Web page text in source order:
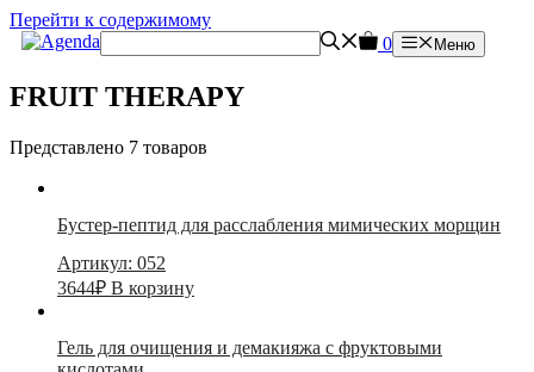
Перейти к содержимому
0
Меню
FRUIT THERAPY
Представлено 7 товаров
Бустер-пептид для расслабления мимических морщин
Артикул: 052
3644₽ В корзину
Гель для очищения и демакияжа с фруктовыми